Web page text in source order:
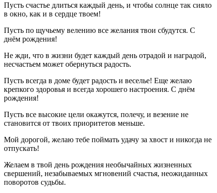
Пусть счастье длиться каждый день, и чтобы солнце так сияло
в окно, как и в сердце твоем!
Пусть по щучьему велению все желания твои сбудутся. С
днём рождения!
Не жди, что в жизни будет каждый день отрадой и наградой,
несчастьем может обернуться радость.
Пусть всегда в доме будет радость и веселье! Еще желаю
крепкого здоровья и всегда хорошего настроения. С днём
рождения!
Пусть все высокие цели окажутся, полечу, и везение не
становится от твоих приоритетов меньше.
Мой дорогой, желаю тебе поймать удачу за хвост и никогда не
отпускать!
Желаем в твой день рождения необычайных жизненных
свершений, незабываемых мгновений счастья, неожиданных
поворотов судьбы.